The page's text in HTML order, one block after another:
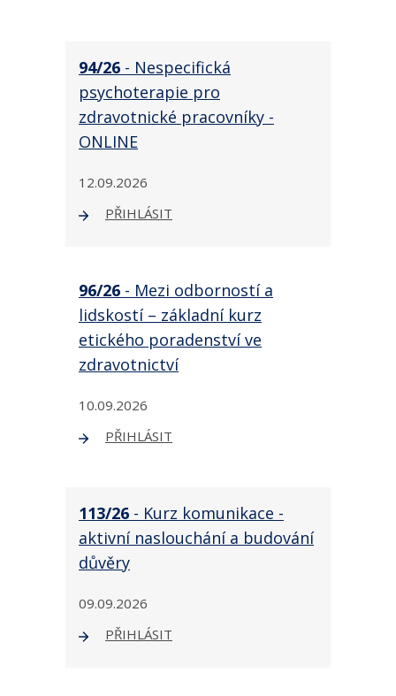
94/26 - Nespecifická
psychoterapie pro
zdravotnické pracovníky -
ONLINE
12.09.2026
PŘIHLÁSIT
96/26 - Mezi odborností a
lidskostí – základní kurz
etického poradenství ve
zdravotnictví
10.09.2026
PŘIHLÁSIT
113/26 - Kurz komunikace -
aktivní naslouchání a budování
důvěry
09.09.2026
PŘIHLÁSIT